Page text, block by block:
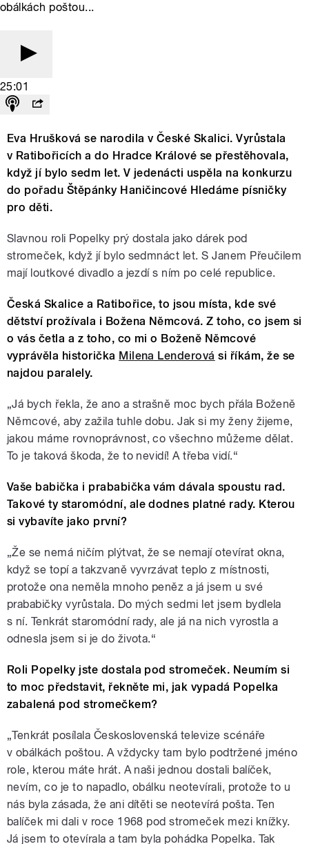
obálkách poštou...
25:01
Eva Hrušková se narodila v České Skalici. Vyrůstala
v Ratibořicích a do Hradce Králové se přestěhovala,
když jí bylo sedm let. V jedenácti uspěla na konkurzu
do pořadu Štěpánky Haničincové Hledáme písničky
pro děti.
Slavnou roli Popelky prý dostala jako dárek pod
stromeček, když jí bylo sedmnáct let. S Janem Přeučilem
mají loutkové divadlo a jezdí s ním po celé republice.
Česká Skalice a Ratibořice, to jsou místa, kde své
dětství prožívala i Božena Němcová. Z toho, co jsem si
o vás četla a z toho, co mi o Boženě Němcové
vyprávěla historička Milena Lenderová si říkám, že se
najdou paralely.
„Já bych řekla, že ano a strašně moc bych přála Boženě
Němcové, aby zažila tuhle dobu. Jak si my ženy žijeme,
jakou máme rovnoprávnost, co všechno můžeme dělat.
To je taková škoda, že to nevidí! A třeba vidí.“
Vaše babička i prababička vám dávala spoustu rad.
Takové ty staromódní, ale dodnes platné rady. Kterou
si vybavíte jako první?
„Že se nemá ničím plýtvat, že se nemají otevírat okna,
když se topí a takzvaně vyvrzávat teplo z místnosti,
protože ona neměla mnoho peněz a já jsem u své
prababičky vyrůstala. Do mých sedmi let jsem bydlela
s ní. Tenkrát staromódní rady, ale já na nich vyrostla a
odnesla jsem si je do života.“
Roli Popelky jste dostala pod stromeček. Neumím si
to moc představit, řekněte mi, jak vypadá Popelka
zabalená pod stromečkem?
„Tenkrát posílala Československá televize scénáře
v obálkách poštou. A vždycky tam bylo podtržené jméno
role, kterou máte hrát. A naši jednou dostali balíček,
nevím, co je to napadlo, obálku neotevírali, protože to u
nás byla zásada, že ani dítěti se neotevírá pošta. Ten
balíček mi dali v roce 1968 pod stromeček mezi knížky.
Já jsem to otevírala a tam byla pohádka Popelka. Tak